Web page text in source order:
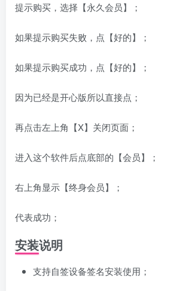
提示购买，选择【永久会员】；
如果提示购买失败，点【好的】；
如果提示购买成功，点【好的】；
因为已经是开心版所以直接点；
再点击左上角【X】关闭页面；
进入这个软件后点底部的【会员】；
右上角显示【终身会员】；
代表成功；
安装说明
支持自签设备签名安装使用；